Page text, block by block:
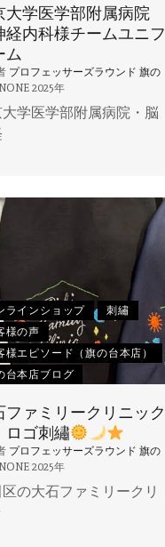
大学医学部附属病院
経内科様チームユニフ
ム
プロフェッサーズラウンド 旗の
NONE 2025年
学医学部附属病院・脳
ラインショップ
刺繡
様の声
様エピソード（旗の台本店）
台本店ブログ
ファミリークリニック
ゴ刺繡
プロフェッサーズラウンド 旗の
NONE 2025年
の大石ファミリークリ